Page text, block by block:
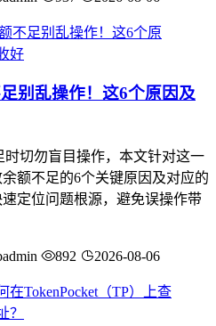
别乱操作！这6个原因及
时切勿盲目操作，本文针对这一
额不足的6个关键原因及对应的
定位问题根源，避免误操作带
892 2026-08-06